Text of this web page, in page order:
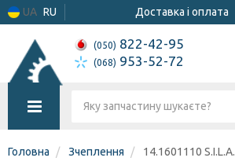
UA RU Доставка і оплата
(050) 822-42-95
(068) 953-52-72
Головна Зчеплення 14.1601110 S.I.L.A.